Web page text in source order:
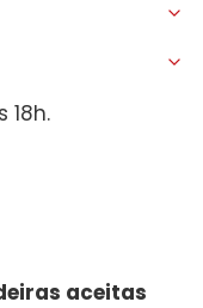
18h.
aceitas